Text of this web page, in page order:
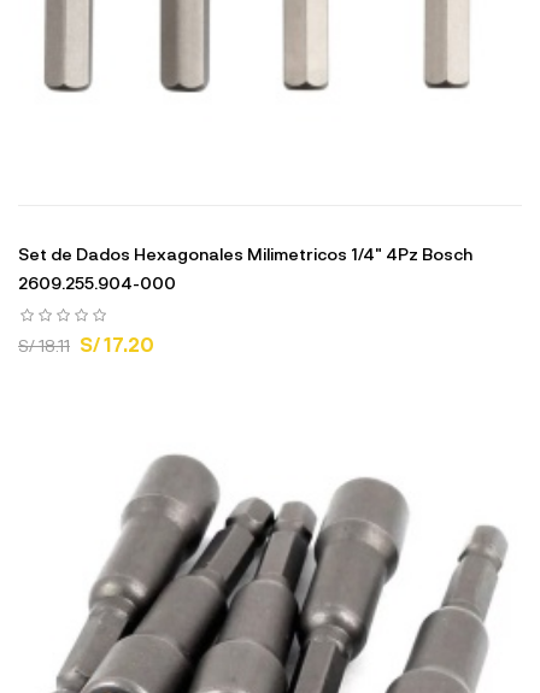
Set de Dados Hexagonales Milimetricos 1/4" 4Pz Bosch
2609.255.904-000
S/ 18.11 S/ 17.20